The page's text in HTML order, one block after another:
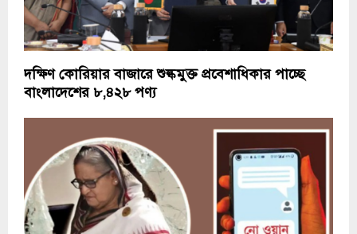
দক্ষিণ কোরিয়ার বাজারে শুল্কমুক্ত প্রবেশাধিকার পাচ্ছে
বাংলাদেশের ৮,৪২৮ পণ্য